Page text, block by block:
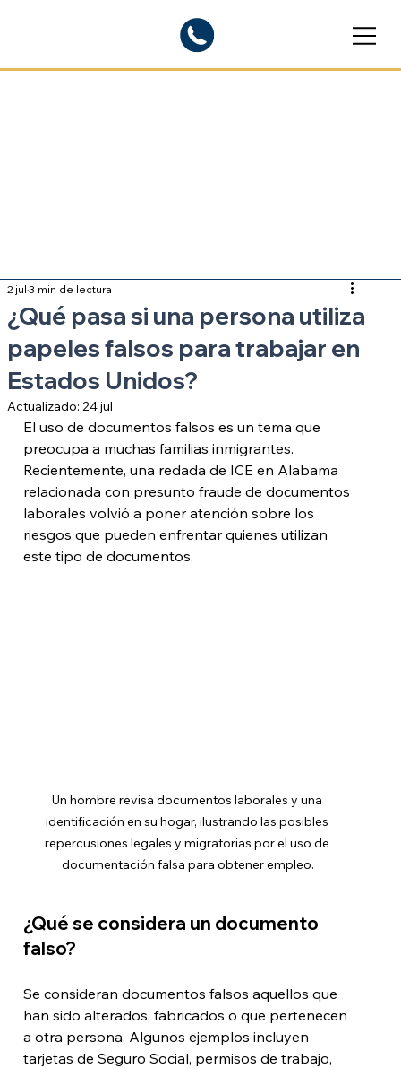
¿Qué pasa si una persona utiliza
papeles falsos para trabajar en
Estados Unidos?
2 jul3 min de lectura
Actualizado: 24 jul
El uso de documentos falsos es un tema que
preocupa a muchas familias inmigrantes.
Recientemente, una redada de ICE en Alabama
relacionada con presunto fraude de documentos
laborales volvió a poner atención sobre los
riesgos que pueden enfrentar quienes utilizan
este tipo de documentos.
Un hombre revisa documentos laborales y una
identificación en su hogar, ilustrando las posibles
repercusiones legales y migratorias por el uso de
documentación falsa para obtener empleo.
¿Qué se considera un documento
falso?
Se consideran documentos falsos aquellos que
han sido alterados, fabricados o que pertenecen
a otra persona. Algunos ejemplos incluyen
tarjetas de Seguro Social, permisos de trabajo,